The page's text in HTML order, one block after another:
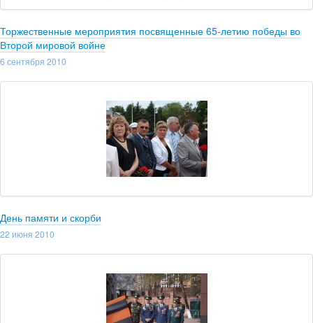
Торжественные мероприятия посвященные 65-летию победы во
Второй мировой войне
6 сентября 2010
День памяти и скорби
22 июня 2010